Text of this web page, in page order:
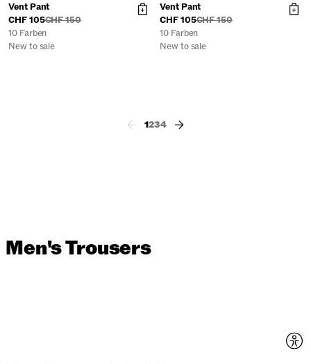
Vent Pant
CHF 105CHF 150
10 Farben
New to sale
Vent Pant
CHF 105CHF 150
10 Farben
New to sale
1234
Men's Trousers